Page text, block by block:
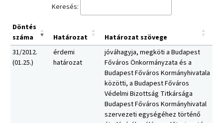
Keresés:
Döntés
száma
Határozat
Határozat szövege
31/2012.
(01.25.)
érdemi
határozat
jóváhagyja, megköti a Budapest
Főváros Önkormányzata és a
Budapest Főváros Kormányhivatala
közötti, a Budapest Főváros
Védelmi Bizottság Titkársága
Budapest Főváros Kormányhivatal
szervezeti egységéhez történő